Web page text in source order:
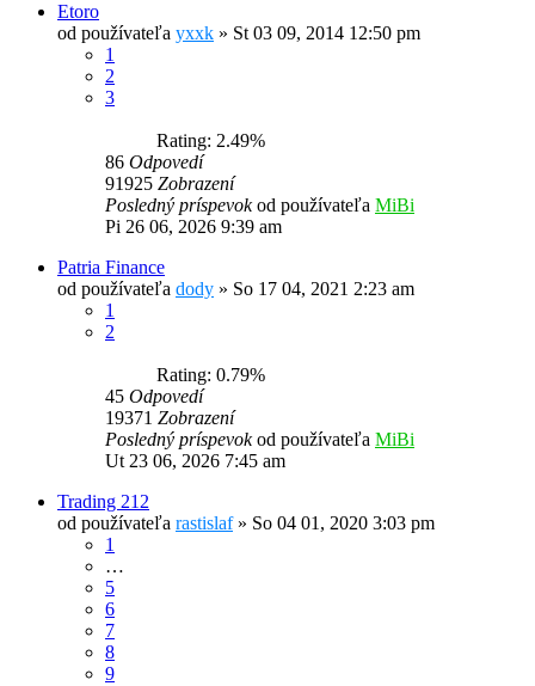
Etoro
od používateľa yxxk » St 03 09, 2014 12:50 pm
1
2
3
Rating: 2.49%
86 Odpovedí
91925 Zobrazení
Posledný príspevokod používateľa MiBi
Pi 26 06, 2026 9:39 am
Patria Finance
od používateľa dody » So 17 04, 2021 2:23 am
1
2
Rating: 0.79%
45 Odpovedí
19371 Zobrazení
Posledný príspevokod používateľa MiBi
Ut 23 06, 2026 7:45 am
Trading 212
od používateľa rastislaf» So 04 01, 2020 3:03 pm
1
…
5
6
7
8
9